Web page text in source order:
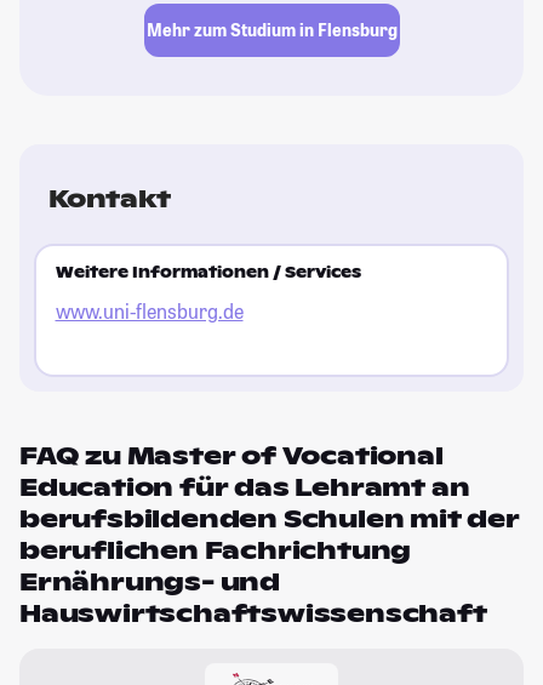
Mehr zum Studium in Flensburg
Kontakt
Weitere Informationen / Services
www.uni-flensburg.de
FAQ zu Master of Vocational
Education für das Lehramt an
berufsbildenden Schulen mit der
beruflichen Fachrichtung
Ernährungs- und
Hauswirtschaftswissenschaft